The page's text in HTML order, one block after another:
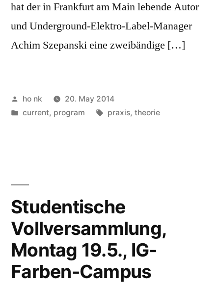
hat der in Frankfurt am Main lebende Autor
und Underground-Elektro-Label-Manager
Achim Szepanski eine zweibändige […]
Posted
by
ho nk
20. May 2014
Posted
current, program Tags:
praxis, theorie
Studentische
Vollversammlung,
Montag 19.5., IG-
Farben-Campus